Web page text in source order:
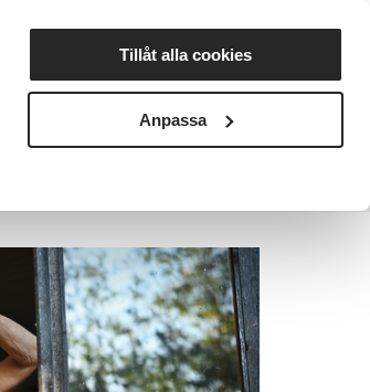
Tillåt alla cookies
Anpassa
Nyheter Avdelningar